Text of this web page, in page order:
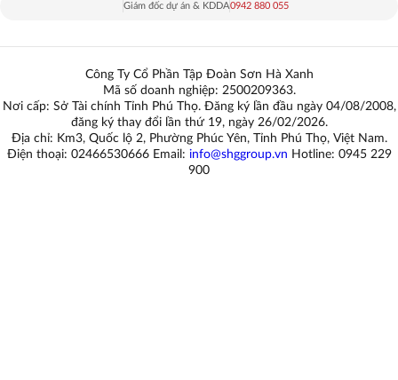
Giám đốc dự án & KDDA0942 880 055
Công Ty Cổ Phần Tập Đoàn Sơn Hà Xanh
Mã số doanh nghiệp: 2500209363.
Nơi cấp: Sở Tài chính Tỉnh Phú Thọ. Đăng ký lần đầu ngày 04/08/2008,
đăng ký thay đổi lần thứ 19, ngày 26/02/2026.
Địa chỉ: Km3, Quốc lộ 2, Phường Phúc Yên, Tỉnh Phú Thọ, Việt Nam.
Điện thoại: 02466530666 Email: info@shggroup.vn Hotline: 0945 229
900